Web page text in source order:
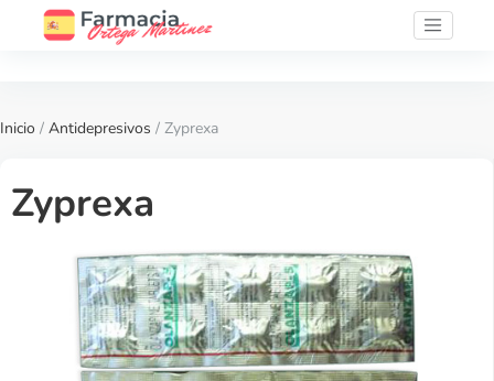
Inicio / Antidepresivos / Zyprexa
Zyprexa